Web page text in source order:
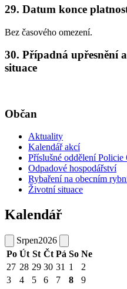
29. Datum konce
Bez časového omezení.
30. Případná upřesnění
situace
Občan
Aktuality
Kalendář akcí
Příslušné oddělení Policie
Odpadové hospodářství
Rybaření na obecním
Životní situace
Kalendář
Srpen2026
Po Út St Čt Pá So Ne
27 28 29 30 31 1
2
3
4 5 6 7 8
9